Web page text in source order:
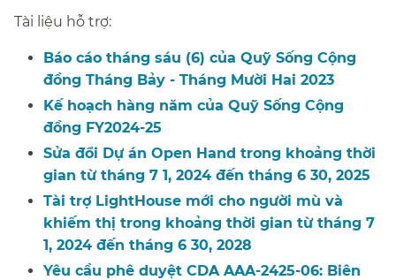
Tài liệu hỗ trợ:​​
Báo cáo tháng sáu (6) của Quỹ Sống Cộng
đồng Tháng Bảy - Tháng Mười Hai 2023​​
Kế hoạch hàng năm của Quỹ Sống Cộng
đồng FY2024-25​​
Sửa đổi Dự án Open Hand trong khoảng thời
gian từ tháng 7 1, 2024 đến tháng 6 30, 2025​​
Tài trợ LightHouse mới cho người mù và
khiếm thị trong khoảng thời gian từ tháng 7
1, 2024 đến tháng 6 30, 2028​​
Yêu cầu phê duyệt CDA AAA-2425-06: Biên